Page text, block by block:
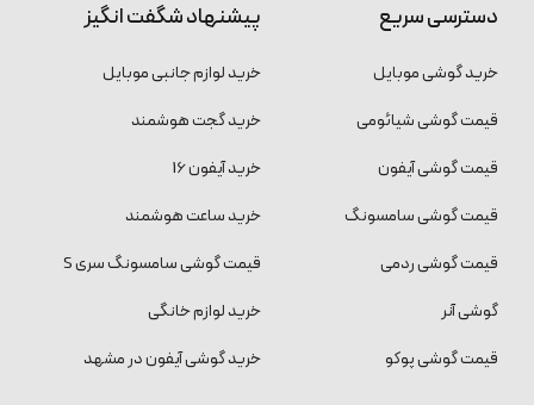
دسترسی سریع
خرید گوشی موبایل
قیمت گوشی شیائومی
قیمت گوشی آیفون
قیمت گوشی سامسونگ
قیمت گوشی ردمی
گوشی آنر
قیمت گوشی پوکو
پیشنهاد شگفت انگیز
خرید لوازم جانبی موبایل
خرید گجت هوشمند
خرید آیفون 16
خرید ساعت هوشمند
قیمت گوشی سامسونگ سری S
خرید لوازم خانگی
خرید گوشی آیفون در مشهد